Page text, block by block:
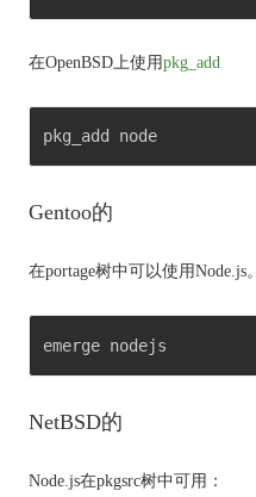
在OpenBSD上使用pkg_add
pkg_add node
Gentoo的
在portage树中可以使用Node.js。
emerge nodejs
NetBSD的
Node.js在pkgsrc树中可用：